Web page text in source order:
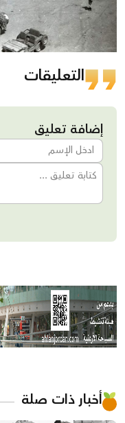
التعليقات
إضافة تعليق
أخبار ذات صلة